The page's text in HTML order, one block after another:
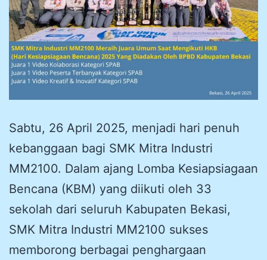
Sabtu, 26 April 2025, menjadi hari penuh
kebanggaan bagi SMK Mitra Industri
MM2100. Dalam ajang Lomba Kesiapsiagaan
Bencana (KBM) yang diikuti oleh 33
sekolah dari seluruh Kabupaten Bekasi,
SMK Mitra Industri MM2100 sukses
memborong berbagai penghargaan